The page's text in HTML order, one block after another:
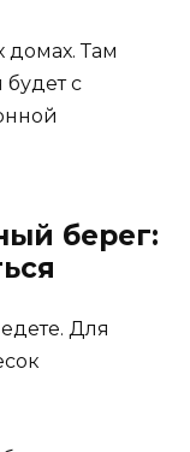
домах. Там
с
берег:
Для